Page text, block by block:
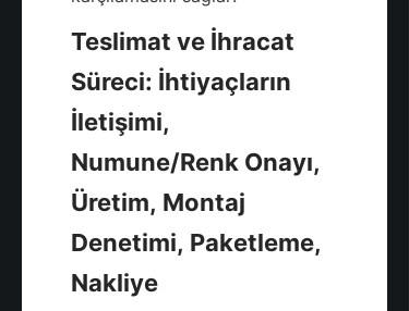
Teslimat ve İhracat
Süreci: İhtiyaçların
İletişimi,
Numune/Renk Onayı,
Üretim, Montaj
Denetimi, Paketleme,